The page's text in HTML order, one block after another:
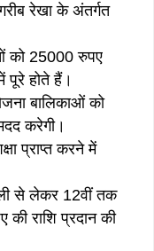
रेखा के अंतर्गत
को 25000 रुपए
पूरे होते हैं।
बालिकाओं को
करेगी।
प्राप्त करने में
से लेकर 12वीं तक
राशि प्रदान की